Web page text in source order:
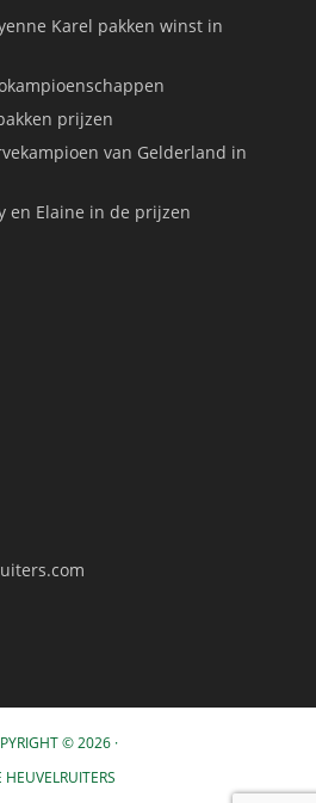
Karel pakken winst in
prijzen
van Gelderland in
en Elaine in de prijzen
© 2026 ·
HEUVELRUITERS